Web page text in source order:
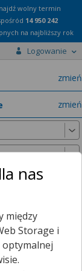
wolny termin
14 950 242
na najbliższy rok
Logowanie
zmień
zmień
km , dlatego
nas
między
Storage i
optymalnej